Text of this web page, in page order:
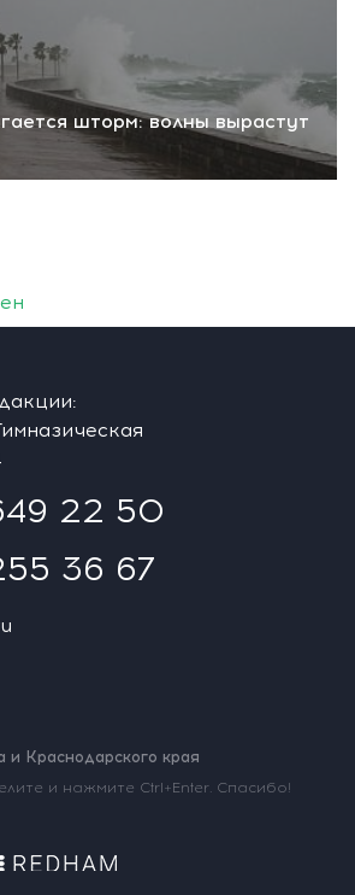
шторм: волны вырастут
22 50
36 67
и Краснодарского края
и нажмите Ctrl+Enter. Спасибо!